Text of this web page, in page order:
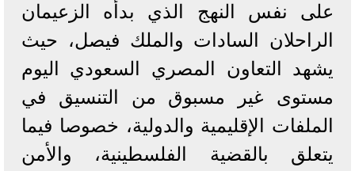
على نفس النهج الذي بدأه الزعيمان
الراحلان السادات والملك فيصل، حيث
يشهد التعاون المصري السعودي اليوم
مستوى غير مسبوق من التنسيق في
الملفات الإقليمية والدولية، خصوصا فيما
يتعلق بالقضية الفلسطينية، والأمن